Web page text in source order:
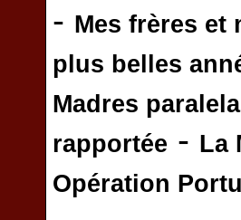
- Mes frères et
plus belles
Madres
rapportée - La
Opération